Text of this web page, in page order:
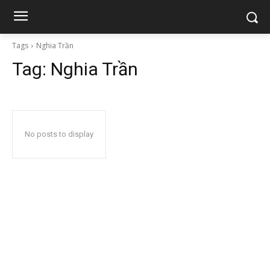
Tags Nghia Trần
Tag: Nghia Trần
No posts to display